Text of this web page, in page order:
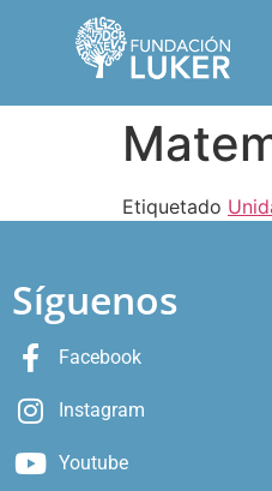
Etiquetado
Síguenos
Facebook
Instagram
Youtube